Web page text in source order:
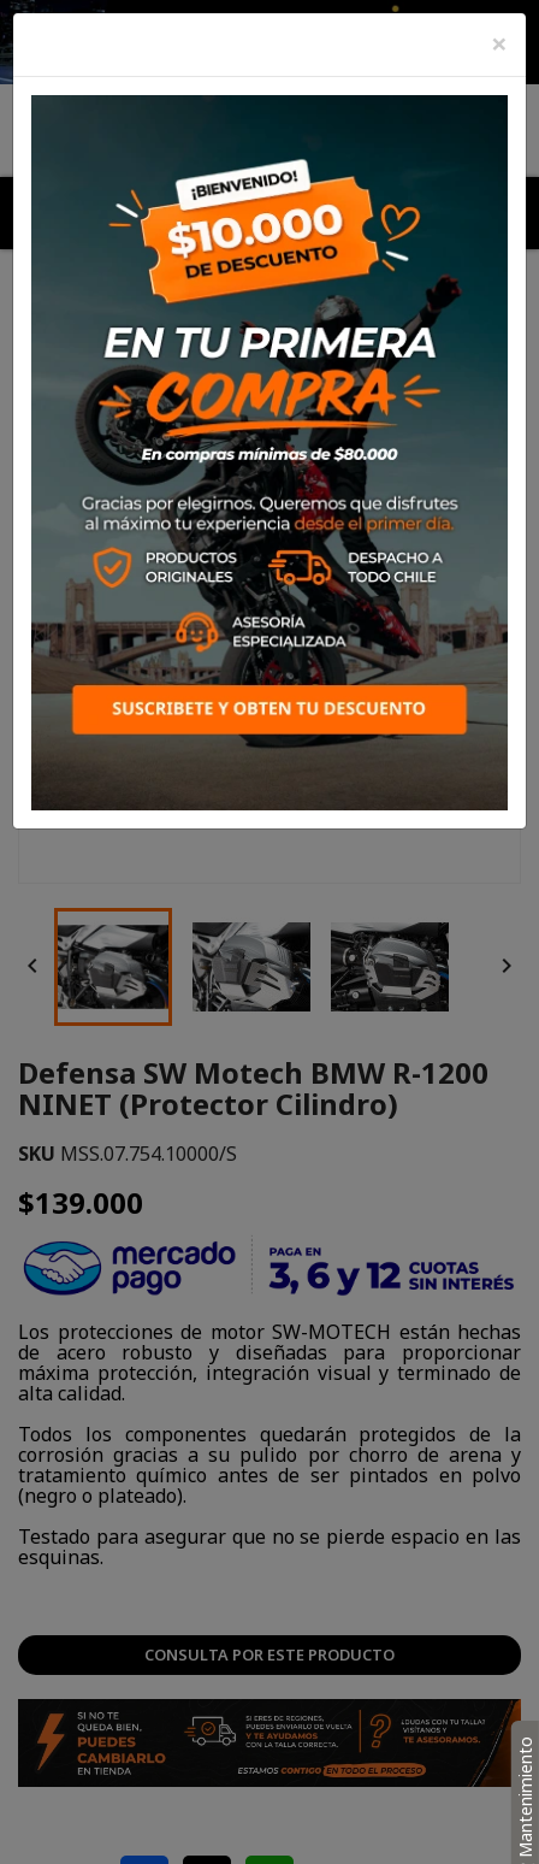
MENU
Productos
Defensa SW Motech BMW R-1200
NINET (Protector Cilindro)
 
Defensa SW Motech BMW R-1200
NINET (Protector Cilindro)
SKU MSS.07.754.10000/S
$139.000
Los protecciones de motor SW-MOTECH están hechas
de acero robusto y diseñadas para proporcionar
máxima protección, integración visual y terminado de
alta calidad.
Todos los componentes quedarán protegidos de la
corrosión gracias a su pulido por chorro de arena y
tratamiento químico antes de ser pintados en polvo
(negro o plateado).
Testado para asegurar que no se pierde espacio en las
esquinas.
CONSULTA POR ESTE PRODUCTO
×
Mantenimiento